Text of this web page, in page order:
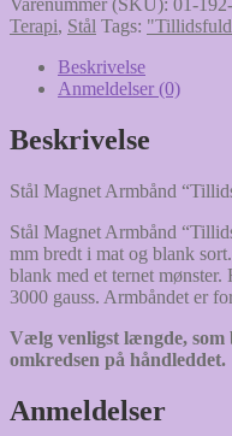
Terapi, Stål Tags:
Beskrivelse
Anmeldelser (0)
Beskrivelse
Stål Magnet Armbånd
Stål Magnet Armbånd
mm bredt i mat og blank
blank med et ternet
3000 gauss. Armbåndet er
Vælg venligst længde, som
omkredsen på håndleddet.
Anmeldelser